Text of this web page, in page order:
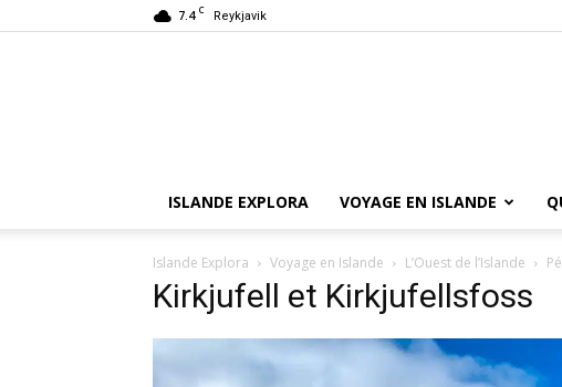
7.4 C Reykjavik
ISLANDE EXPLORA VOYAGE EN ISLANDE
Islande Explora Voyage en Islande L’Ouest de l’Islande
Kirkjufell et Kirkjufellsfoss